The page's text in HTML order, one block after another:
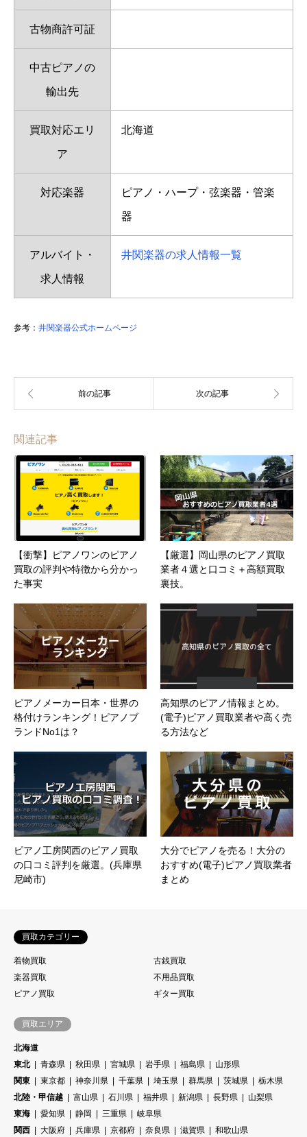
古物商許可証
中古ピアノの
輸出先
買取対応エリ
ア
北海道
対応楽器 ピアノ・ハープ・弦楽器・管楽
器
アルバイト・
求人情報
井関楽器の求人情報一覧
参考： 井関楽器公式ホームページ
関連記事
【衝撃】ピアノワンのピアノ
買取の評判や特徴から分かっ
た事実
【厳選】岡山県のピアノ買取
業者４選と口コミ＋高額買取
裏技。
ピアノメーカー日本・世界の
格付けランキング！ピアノブ
ランドNo1は？
高知県のピアノ情報まとめ。
(電子)ピアノ買取業者や高く売
る方法など
ピアノ工房関西のピアノ買取
の口コミ評判を厳選。(兵庫県
尼崎市)
大分でピアノを売る！大分の
おすすめ(電子)ピアノ買取業者
まとめ
買取カテゴリー
着物買取
古銭買取
楽器買取
不用品買取
ピアノ買取
ギター買取
買取エリア
北海道
東北
青森県 秋田県 宮城県 岩手県 福島県
山形県
関東
東京都 神奈川県 千葉県 埼玉県 群馬県 茨城県
栃木県
北陸・甲信越
富山県 石川県 福井県 新潟県 長野県
山梨県
東海
愛知県 静岡 三重県
岐阜県
関西
大阪府 兵庫県 京都府 奈良県 滋賀県 和歌山県